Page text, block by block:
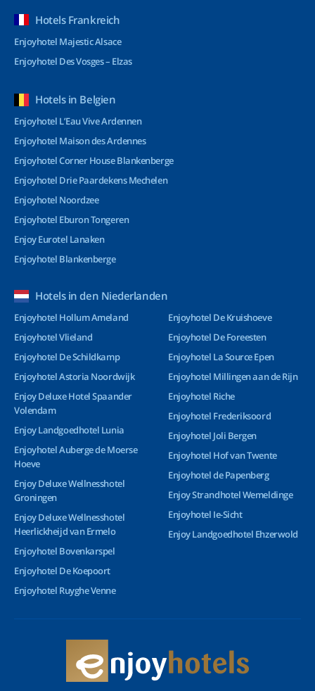
Hotels Frankreich
Enjoyhotel Majestic Alsace
Enjoyhotel Des Vosges – Elzas
Hotels in Belgien
Enjoyhotel L’Eau Vive Ardennen
Enjoyhotel Maison des Ardennes
Enjoyhotel Corner House Blankenberge
Enjoyhotel Drie Paardekens Mechelen
Enjoyhotel Noordzee
Enjoyhotel Eburon Tongeren
Enjoy Eurotel Lanaken
Enjoyhotel Blankenberge
Hotels in den Niederlanden
Enjoyhotel Hollum Ameland
Enjoyhotel Vlieland
Enjoyhotel De Schildkamp
Enjoyhotel Astoria Noordwijk
Enjoy Deluxe Hotel Spaander
Volendam
Enjoy Landgoedhotel Lunia
Enjoyhotel Auberge de Moerse
Hoeve
Enjoy Deluxe Wellnesshotel
Groningen
Enjoy Deluxe Wellnesshotel
Heerlickheijd van Ermelo
Enjoyhotel Bovenkarspel
Enjoyhotel De Koepoort
Enjoyhotel Ruyghe Venne
Enjoyhotel De Kruishoeve
Enjoyhotel De Foreesten
Enjoyhotel La Source Epen
Enjoyhotel Millingen aan de Rijn
Enjoyhotel Riche
Enjoyhotel Frederiksoord
Enjoyhotel Joli Bergen
Enjoyhotel Hof van Twente
Enjoyhotel de Papenberg
Enjoy Strandhotel Wemeldinge
Enjoyhotel Ie-Sicht
Enjoy Landgoedhotel Ehzerwold